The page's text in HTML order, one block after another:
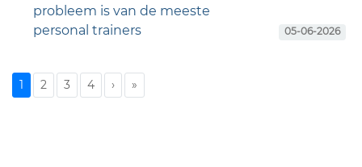
probleem is van de meeste
personal trainers
05-06-2026
1 2 3 4 › »